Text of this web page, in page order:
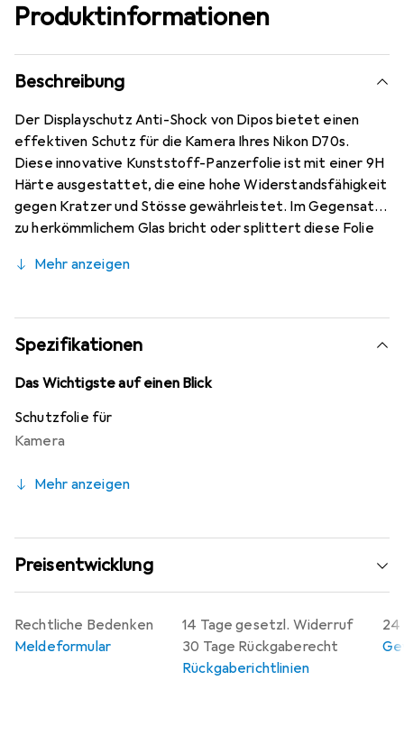
Produktinformationen
Beschreibung
Der Displayschutz Anti-Shock von Dipos bietet einen
effektiven Schutz für die Kamera Ihres Nikon D70s.
Diese innovative Kunststoff-Panzerfolie ist mit einer 9H
Härte ausgestattet, die eine hohe Widerstandsfähigkeit
gegen Kratzer und Stösse gewährleistet. Im Gegensatz
zu herkömmlichem Glas bricht oder splittert diese Folie
Gebrauch macht. Mit einer Dicke von nur 0,2 mm bleibt
Bildqualität. Die oleophobische Anti-Fingerprint-
Beschichtung sorgt dafür, dass Fingerabdrücke und
Schmutz leicht abgewiesen werden, was die Reinigung
erleichtert. Zudem lässt sich die Folie blasenfrei
Klebstoffrückstände zu hinterlassen. Mit einer
Herstellergarantie von 10 Jahren ist dieser Displayschutz
Deutschland hergestellt wird.
Mehr anzeigen
Spezifikationen
Das Wichtigste auf einen Blick
Schutzfolie für
Kamera
Mehr anzeigen
Preisentwicklung
14 Tage gesetzl. Widerruf
30 Tage Rückgaberecht
Rückgaberichtlinien
24
Rechtliche Bedenken
Meldeformular